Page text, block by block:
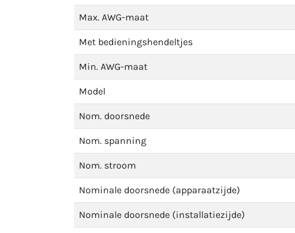
Max. AWG-maat
Met bedieningshendeltjes
Min. AWG-maat
Model
Nom. doorsnede
Nom. spanning
Nom. stroom
Nominale doorsnede (apparaatzijde)
Nominale doorsnede (installatiezijde)